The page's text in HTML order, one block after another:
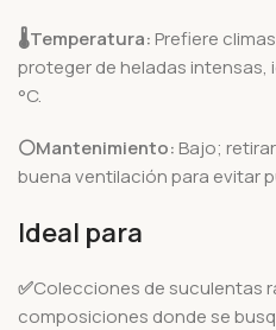
🌡️Temperatura: Prefiere
proteger de heladas intensas,
°C.
⚪Mantenimiento: Bajo;
buena ventilación para evitar
Ideal para
✅Colecciones de suculentas
composiciones donde se